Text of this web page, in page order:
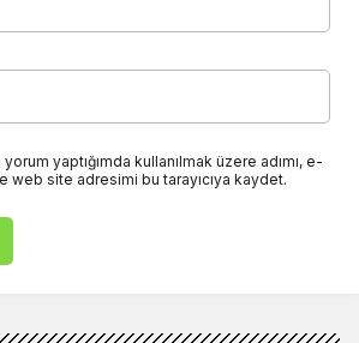
yaptığımda kullanılmak üzere adımı, e-
web site adresimi bu tarayıcıya kaydet.